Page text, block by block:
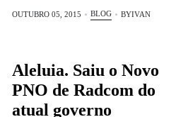
OUTUBRO 05, 2015 BLOG BYIVAN
Aleluia. Saiu o Novo
PNO de Radcom do
atual governo